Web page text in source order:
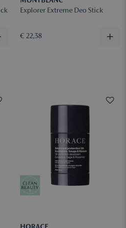
Explorer Extreme Deo Stick
€ 22,38